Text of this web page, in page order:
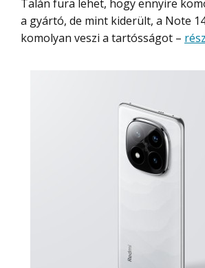
Talán fura lehet, hogy ennyire komoly vállalást tesz
a gyártó, de mint kiderült, a Note
komolyan veszi a tartósságot –